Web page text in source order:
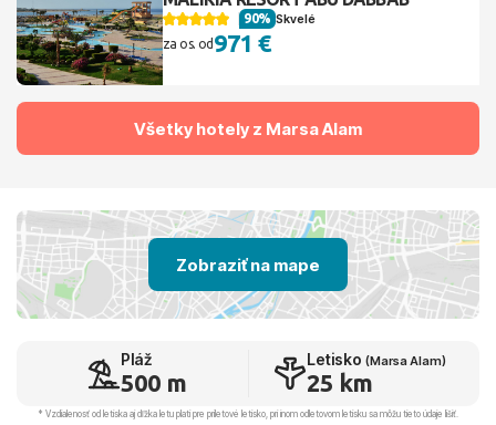
Skvelé
90%
za os. od 971 €
Všetky hotely z Marsa Alam
Zobraziť na mape
Pláž
500 m
Letisko (Marsa Alam)
25 km
* Vzdialenosť od letiska aj dľžka letu platí pre príletové letisko, pri inom odletovom letisku sa môžu tieto údaje líšiť.